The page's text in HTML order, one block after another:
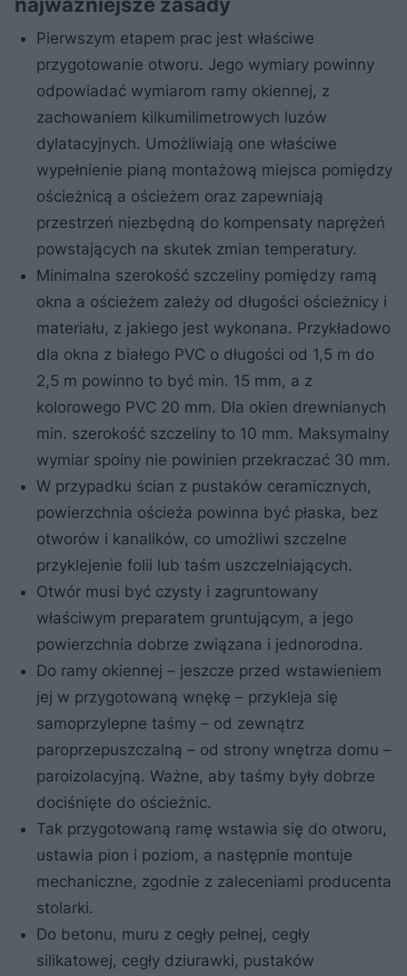
Pierwszym etapem prac jest właściwe
przygotowanie otworu. Jego wymiary powinny
odpowiadać wymiarom ramy okiennej, z
zachowaniem kilkumilimetrowych luzów
dylatacyjnych. Umożliwiają one właściwe
wypełnienie pianą montażową miejsca pomiędzy
ościeżnicą a ościeżem oraz zapewniają
przestrzeń niezbędną do kompensaty naprężeń
powstających na skutek zmian temperatury.
Minimalna szerokość szczeliny pomiędzy ramą
okna a ościeżem zależy od długości ościeżnicy i
materiału, z jakiego jest wykonana. Przykładowo
dla okna z białego PVC o długości od 1,5 m do
2,5 m powinno to być min. 15 mm, a z
kolorowego PVC 20 mm. Dla okien drewnianych
min. szerokość szczeliny to 10 mm. Maksymalny
wymiar spoiny nie powinien przekraczać 30 mm.
W przypadku ścian z pustaków ceramicznych,
powierzchnia ościeża powinna być płaska, bez
otworów i kanalików, co umożliwi szczelne
przyklejenie folii lub taśm uszczelniających.
Otwór musi być czysty i zagruntowany
właściwym preparatem gruntującym, a jego
powierzchnia dobrze związana i jednorodna.
Do ramy okiennej – jeszcze przed wstawieniem
jej w przygotowaną wnękę – przykleja się
samoprzylepne taśmy – od zewnątrz
paroprzepuszczalną – od strony wnętrza domu –
paroizolacyjną. Ważne, aby taśmy były dobrze
dociśnięte do ościeżnic.
Tak przygotowaną ramę wstawia się do otworu,
ustawia pion i poziom, a następnie montuje
mechaniczne, zgodnie z zaleceniami producenta
stolarki.
Do betonu, muru z cegły pełnej, cegły
silikatowej, cegły dziurawki, pustaków